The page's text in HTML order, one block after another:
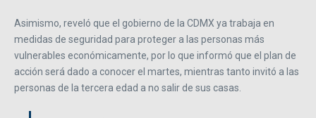
Asimismo, reveló que el gobierno de la CDMX ya trabaja en
medidas de seguridad para proteger a las personas más
vulnerables económicamente, por lo que informó que el plan de
acción será dado a conocer el martes, mientras tanto invitó a las
personas de la tercera edad a no salir de sus casas.